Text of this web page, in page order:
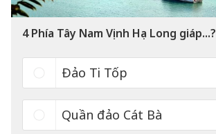
4Phía Tây Nam Vịnh Hạ Long giáp...?
Đảo Ti Tốp
Quần đảo Cát Bà